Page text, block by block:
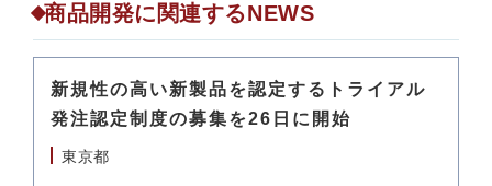
商品開発に関連するNEWS
新規性の高い新製品を認定するトライアル
発注認定制度の募集を26日に開始
東京都